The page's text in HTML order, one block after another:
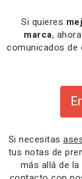
Si quieres
marca,
comunicados de
Si necesitas
tus notas de
más allá de